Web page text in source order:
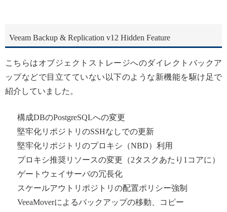
Veeam Backup & Replication v12 Hidden Feature
こちらはオブジェクトストレージへのダイレクトバックア
ップなどで目立てていない以下のような新機能を駆け足で
紹介していました。
構成DBのPostgreSQLへの変更
堅牢化リポジトリのSSHなしでの更新
堅牢化リポジトリのプロキシ（NBD）利用
プロキシ推奨リソースの変更（2タスクあたり1コアに）
ゲートウェイサーバの冗長化
スケールアウトリポジトリの配置ポリシー強制
VeeaMoverによるバックアップの移動、コピー